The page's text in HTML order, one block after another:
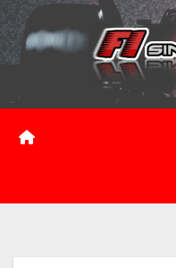
Saltar
contenido